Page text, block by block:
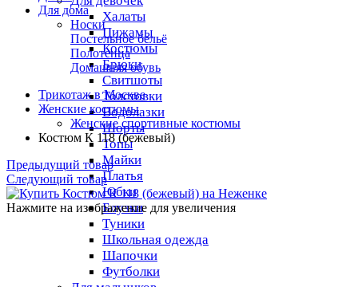
Халаты
Пижамы
Костюмы
Брюки
Свитшоты
Толстовки
Водолазки
Шорты
Топы
Майки
Платья
Юбки
Блузки
Туники
Школьная одежда
Шапочки
Футболки
Для дома
Носки
Постельное бельё
Полотенца
Домашняя обувь
Трикотаж в Москве
Женские костюмы
Женские спортивные костюмы
Костюм К 118 (бежевый)
Предыдущий товар
Следующий товар
Нажмите на изображение для увеличения